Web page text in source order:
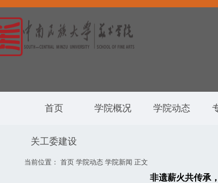
首页 学院概况 学院动态
关工委建设
当前位置： 首页 学院动态 学院新闻 正文
非遗薪火共传承